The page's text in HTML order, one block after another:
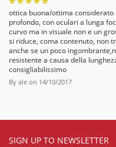
ottica buona/ottima
profondo, con oculari a lunga
curvo ma in visuale non e un
si riduce, coma contenuto, non
anche se un poco
resistente a causa della
consigliabilissimo
By ale on 14/10/2017
SIGN UP TO NEWSLETTER